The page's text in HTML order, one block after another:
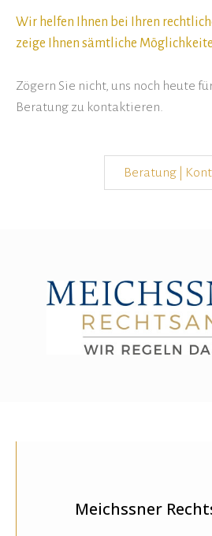
Wir helfen Ihnen bei Ihren
zeige Ihnen sämtliche
Zögern Sie nicht, uns noch heute
Beratung zu kontaktieren.
Beratung |
Meichssner